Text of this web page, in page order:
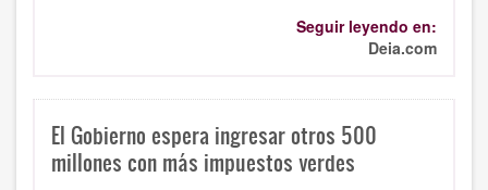
Seguir leyendo en:
Deia.com
El Gobierno espera ingresar otros 500
millones con más impuestos verdes